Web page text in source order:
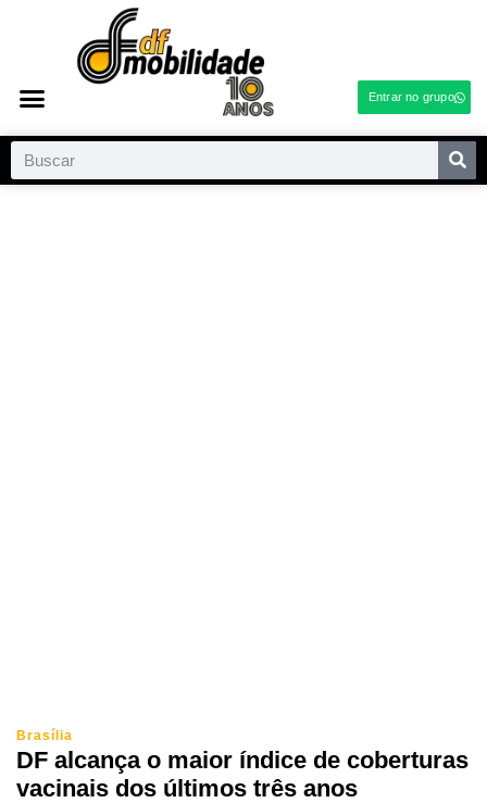
Entrar no grupo
Brasília
DF alcança o maior índice de coberturas
vacinais dos últimos três anos